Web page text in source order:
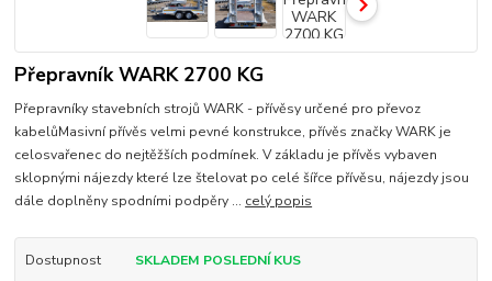
Přepravník WARK 2700 KG
Přepravníky stavebních strojů WARK - přívěsy určené pro převoz
kabelůMasivní přívěs velmi pevné konstrukce, přívěs značky WARK je
celosvařenec do nejtěžších podmínek. V základu je přívěs vybaven
sklopnými nájezdy které lze štelovat po celé šířce přívěsu, nájezdy jsou
dále doplněny spodními podpěry ... celý popis
Dostupnost
SKLADEM POSLEDNÍ KUS